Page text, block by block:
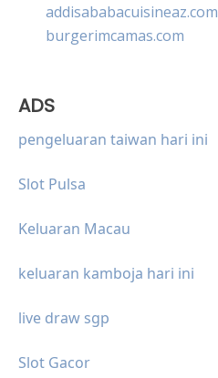
addisababacuisineaz.com
burgerimcamas.com
ADS
pengeluaran taiwan hari ini
Slot Pulsa
Keluaran Macau
keluaran kamboja hari ini
live draw sgp
Slot Gacor